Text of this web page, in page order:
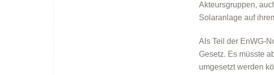
Akteursgruppen,
Solaranlage auf
Als Teil der EnWG-
Gesetz. Es müsste
umgesetzt werden